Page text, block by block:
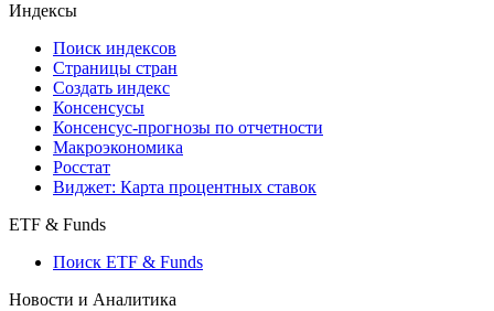
Кредиты
Поиск кредитов
Индексы
Поиск индексов
Страницы стран
Создать индекс
Консенсусы
Консенсус-прогнозы по отчетности
Макроэкономика
Виджет: Карта процентных ставок
ETF & Funds